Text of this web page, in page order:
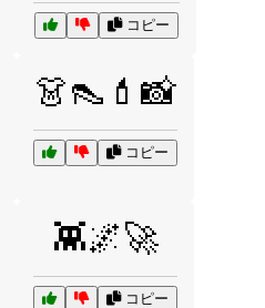
コピー
👗👠💄📸
コピー
👾🌌🚀
コピー